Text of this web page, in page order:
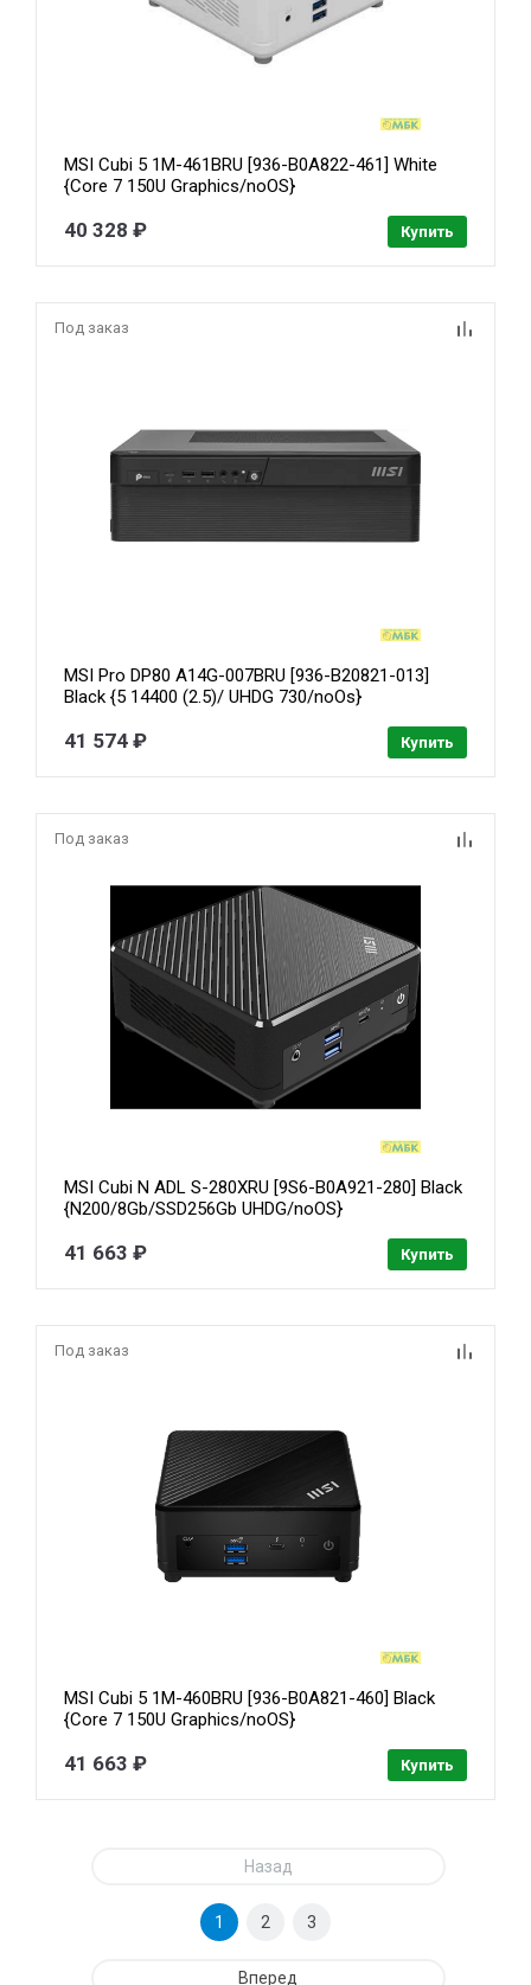
MSI Cubi 5 1M-461BRU [936-B0A822-461] White
{Core 7 150U Graphics/noOS}
40 328 ₽ Купить
Под заказ
MSI Pro DP80 A14G-007BRU [936-B20821-013]
Black {5 14400 (2.5)/ UHDG 730/noOs}
41 574 ₽ Купить
Под заказ
MSI Cubi N ADL S-280XRU [9S6-B0A921-280] Black
{N200/8Gb/SSD256Gb UHDG/noOS}
41 663 ₽ Купить
Под заказ
MSI Cubi 5 1M-460BRU [936-B0A821-460] Black
{Core 7 150U Graphics/noOS}
41 663 ₽ Купить
Назад
1 2 3
Вперед